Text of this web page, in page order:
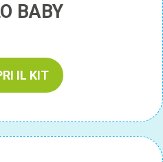
BABY
IL KIT